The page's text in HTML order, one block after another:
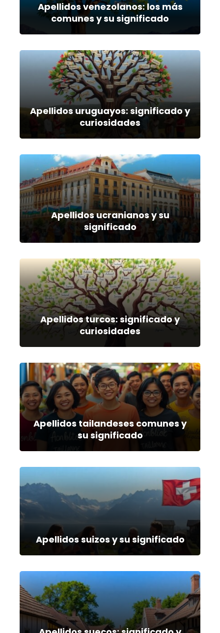
Apellidos venezolanos: los más
comunes y su significado
Apellidos uruguayos: significado y
curiosidades
Apellidos ucranianos y su
significado
Apellidos turcos: significado y
curiosidades
Apellidos tailandeses comunes y
su significado
Apellidos suizos y su significado